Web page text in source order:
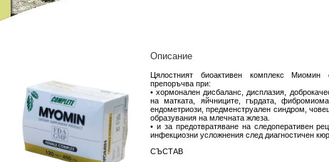
Описание
Цялостният биоактивен комплекс
препоръчва при:
• хормонален дисбаланс, дисплазия,
на матката, яйчниците, гърдата,
ендометриози, предменструален синдром,
образувания на млечната жлеза.
• и за предотвратяване на следоперативен
инфекциозни усложнения след диагностичен
СЪСТАВ